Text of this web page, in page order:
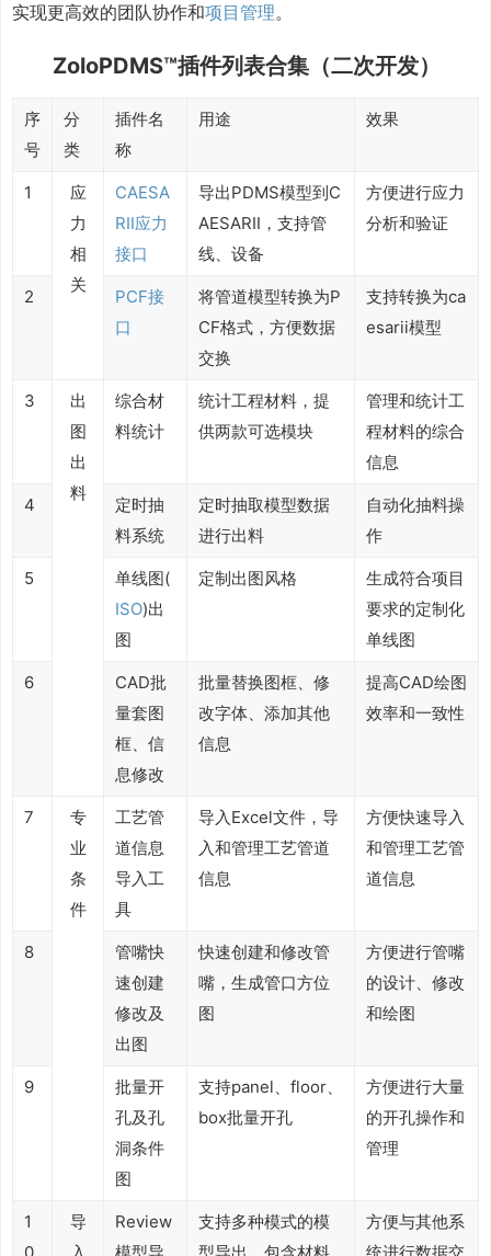
实现更高效的团队协作和项目管理。
ZoloPDMS™插件列表合集（二次开发）
序
号
分
类
插件名
称
用途 效果
1
应
力
相
关
CAESA
RII应力
接口
导出PDMS模型到C
AESARII，支持管
线、设备
方便进行应力
分析和验证
2
PCF接
口
将管道模型转换为P
CF格式，方便数据
交换
支持转换为ca
esarii模型
3
出
图
出
料
综合材
料统计
统计工程材料，提
供两款可选模块
管理和统计工
程材料的综合
信息
4
定时抽
料系统
定时抽取模型数据
进行出料
自动化抽料操
作
5
单线图(
ISO)出
图
定制出图风格
生成符合项目
要求的定制化
单线图
6
CAD批
量套图
框、信
息修改
批量替换图框、修
改字体、添加其他
信息
提高CAD绘图
效率和一致性
7
专
业
条
件
工艺管
道信息
导入工
具
导入Excel文件，导
入和管理工艺管道
信息
方便快速导入
和管理工艺管
道信息
8
管嘴快
速创建
修改及
出图
快速创建和修改管
嘴，生成管口方位
图
方便进行管嘴
的设计、修改
和绘图
9
批量开
孔及孔
洞条件
图
支持panel、floor、
box批量开孔
方便进行大量
的开孔操作和
管理
1
导
Review
支持多种模式的模
方便与其他系